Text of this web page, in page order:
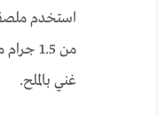
استخدم
غني بالملح.